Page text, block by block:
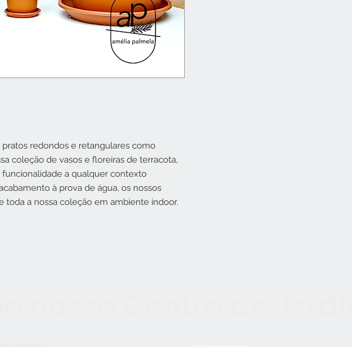
redondos e retangulares como
coleção de vasos e floreiras de terracota,
a qualquer contexto
à prova de água, os nossos
toda a nossa coleção em ambiente indoor.